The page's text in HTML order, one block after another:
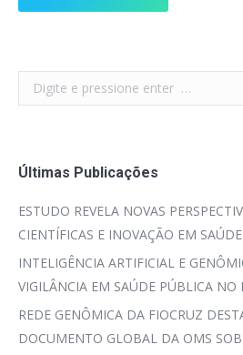
Search:
Últimas Publicações
ESTUDO REVELA NOVAS
CIENTÍFICAS E INOVAÇÃO EM SAÚDE
INTELIGÊNCIA ARTIFICIAL E
VIGILÂNCIA EM SAÚDE PÚBLICA NO
REDE GENÔMICA DA FIOCRUZ
DOCUMENTO GLOBAL DA OMS